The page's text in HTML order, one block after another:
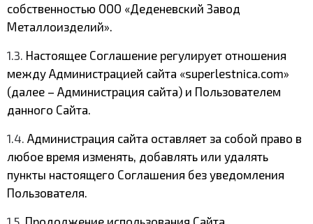
собственностью ООО «Деденевский Завод
Металлоизделий».
1.3. Настоящее Соглашение регулирует отношения
между Администрацией сайта «superlestnica.com»
(далее – Администрация сайта) и Пользователем
данного Сайта.
1.4. Администрация сайта оставляет за собой право в
любое время изменять, добавлять или удалять
пункты настоящего Соглашения без уведомления
Пользователя.
1.5. Продолжение использования Сайта